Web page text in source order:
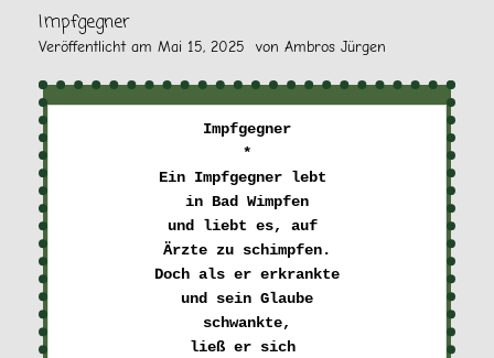
Impfgegner
Veröffentlicht am Mai 15, 2025 von Ambros Jürgen
Impfgegner
*
Ein Impfgegner lebt
in Bad Wimpfen
und liebt es, auf
Ärzte zu schimpfen.
Doch als er erkrankte
und sein Glaube
schwankte,
ließ er sich